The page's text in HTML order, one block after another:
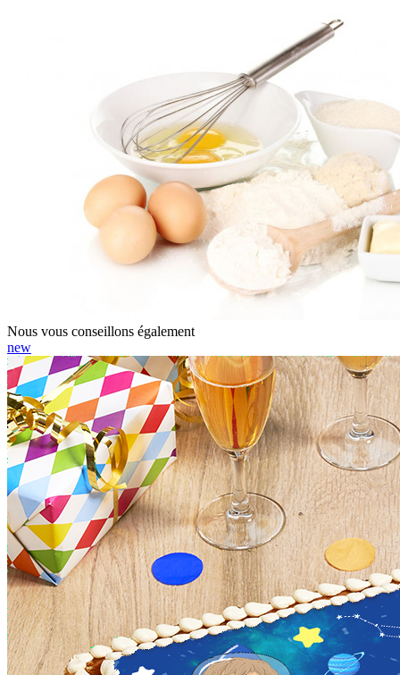
Nous vous conseillons également
new